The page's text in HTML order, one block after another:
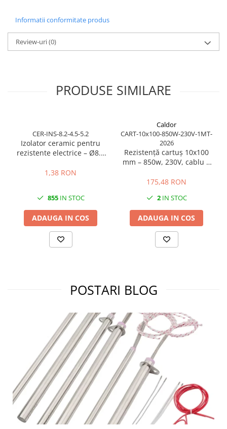
Comutator și senzor
Controlere de temperatură
Piese electrice industriale
Ventilatoare (FAN) industriale
Piese & accesorii
Componente electrice
Cabluri de alimentare
Masina de injectie mase plastice
Aplicatii ale rezistentelor electrice
Soluții domeniul de utilizare
Senzori & măsurare & Termocupla
Pentru industria materialelor
Pentru prelucrarea metalelor
Rezistențe pentru aer și gaze
Rezistențe pentru aparate casnice
Rezistențe pentru echipamente de
laborator
Rezistențe pentru matrițe
Rezistențe pentru mașini de
injecție
Informatii conformitate produs
Review-uri(0)
PRODUSE SIMILARE
CER-INS-8.2-4.5-5.2
Izolator ceramic pentru
rezistente electrice – Ø8.2
interior / lungime 5.2 mm
1,38 RON
855IN STOC
ADAUGA IN COS
Caldor
CART-10x100-850W-230V-1MT-
2026
Rezistență cartuș 10x100
mm – 850w, 230V, cablu 1
175,48 RON
2IN STOC
ADAUGA IN COS
POSTARI BLOG